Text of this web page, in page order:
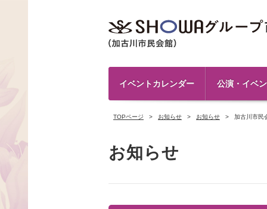
イベントカレンダー 公演・イベ
TOPページ お知らせ お知らせ 加古川市民
お知らせ